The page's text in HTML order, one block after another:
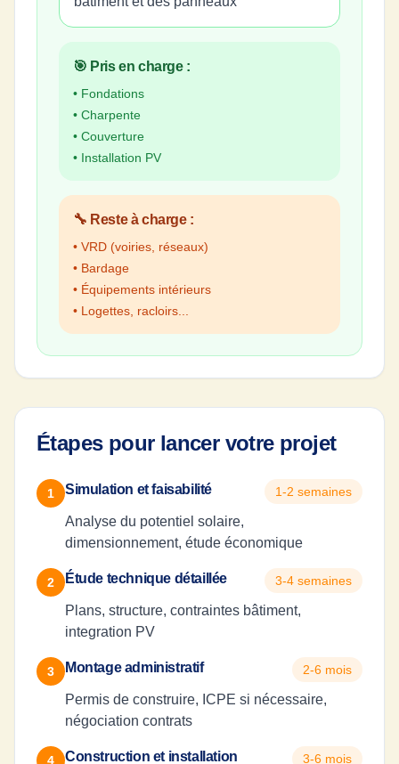
🎯 Pris en charge :
• Fondations
• Charpente
• Couverture
• Installation PV
🔧 Reste à charge :
• VRD (voiries, réseaux)
• Bardage
• Équipements intérieurs
• Logettes, racloirs...
Étapes pour lancer votre projet
1 Simulation et faisabilité 1-2 semaines
Analyse du potentiel solaire,
dimensionnement, étude économique
2 Étude technique détaillée 3-4 semaines
Plans, structure, contraintes bâtiment,
integration PV
3 Montage administratif 2-6 mois
Permis de construire, ICPE si nécessaire,
négociation contrats
4 Construction et installation 3-6 mois